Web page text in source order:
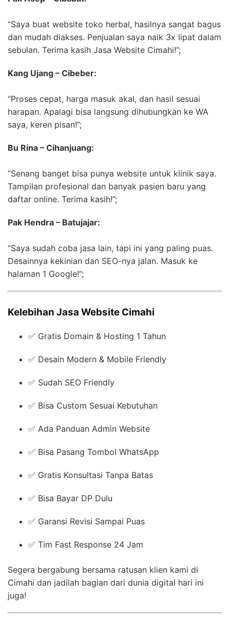
“Saya buat website toko herbal, hasilnya sangat bagus
dan mudah diakses. Penjualan saya naik 3x lipat dalam
sebulan. Terima kasih Jasa Website Cimahi!”;
Kang Ujang – Cibeber:
“Proses cepat, harga masuk akal, dan hasil sesuai
harapan. Apalagi bisa langsung dihubungkan ke WA
saya, keren pisan!”;
Bu Rina – Cihanjuang:
“Senang banget bisa punya website untuk klinik saya.
Tampilan profesional dan banyak pasien baru yang
daftar online. Terima kasih!”;
Pak Hendra – Batujajar:
“Saya sudah coba jasa lain, tapi ini yang paling puas.
Desainnya kekinian dan SEO-nya jalan. Masuk ke
halaman 1 Google!”;
Kelebihan Jasa Website Cimahi
✅ Gratis Domain & Hosting 1 Tahun
✅ Desain Modern & Mobile Friendly
✅ Sudah SEO Friendly
✅ Bisa Custom Sesuai Kebutuhan
✅ Ada Panduan Admin Website
✅ Bisa Pasang Tombol WhatsApp
✅ Gratis Konsultasi Tanpa Batas
✅ Bisa Bayar DP Dulu
✅ Garansi Revisi Sampai Puas
✅ Tim Fast Response 24 Jam
Segera bergabung bersama ratusan klien kami di
Cimahi dan jadilah bagian dari dunia digital hari ini
juga!